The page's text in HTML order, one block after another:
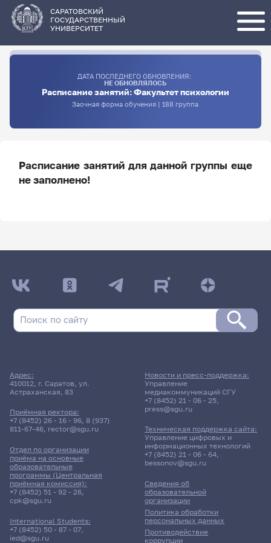
основному
содержанию
САРАТОВСКИЙ
ГОСУДАРСТВЕННЫЙ
УНИВЕРСИТЕТ
ДАТА ПОСЛЕДНЕГО ОБНОВЛЕНИЯ:
НЕ ОБНОВЛЯЛОСЬ
Расписание занятий: Факультет психологии
Заочная форма обучения | 188 группа
Расписание занятий для данной группы еще
не заполнено!
ДАТА ПОСЛЕДНЕГО ОБНОВЛЕНИЯ:
НЕ ОБНОВЛЯЛОСЬ
Заочная форма обучения | 188 группа
Расписание сессии еще не заполнено!
Адрес:
410012, г. Саратов, ул.
Астраханская, 83
Приёмная ректора:
+7 (8452) 26 - 16 - 96, 8 (937)
811-67-46, rector@sgu.ru
Отдел по организации
приёма на основные
образовательные
программы (Центральная
приёмная комиссия):
+7 (8452) 51 - 92 - 26,
cpk@sgu.ru
International Students:
+7 (8452) 50 - 87 - 07,
ied@sgu.ru
Сведения об
образовательной
организации
Политика обработки
персональных данных
Противодействие
коррупции
Новости и пресс-поддержка:
Управление
медиакоммуникаций СГУ
+7 (8452) 21 - 06 - 25,
press@sgu.ru
Техническая поддержка сайта:
Управление цифровых и
информационных технологий
+7 (8452) 21 - 06 - 64,
bessonov@sgu.ru